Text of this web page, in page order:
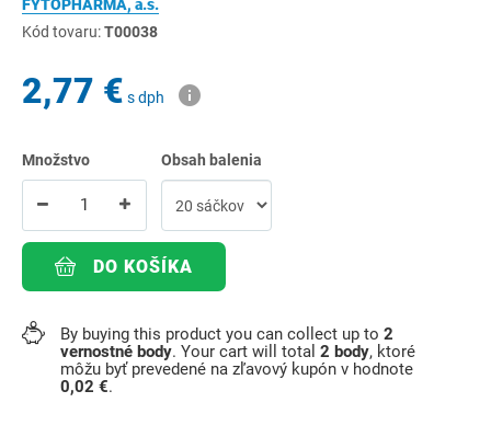
FYTOPHARMA, a.s.
Kód tovaru:T00038
2,77 € s dph
Množstvo Obsah balenia
DO KOŠÍKA
By buying this product you can collect up to 2
vernostné body. Your cart will total 2 body, ktoré
môžu byť prevedené na zľavový kupón v hodnote
0,02 €.